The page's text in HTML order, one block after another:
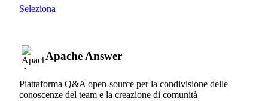
Seleziona
Apache Answer
Piattaforma Q&A open-source per la condivisione delle
conoscenze del team e la creazione di comunità